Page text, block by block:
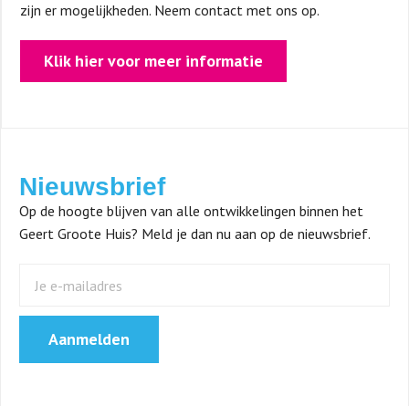
zijn er mogelijkheden. Neem contact met ons op.
Klik hier voor meer informatie
Nieuwsbrief
Op de hoogte blijven van alle ontwikkelingen binnen het
Geert Groote Huis? Meld je dan nu aan op de nieuwsbrief.
Aanmelden